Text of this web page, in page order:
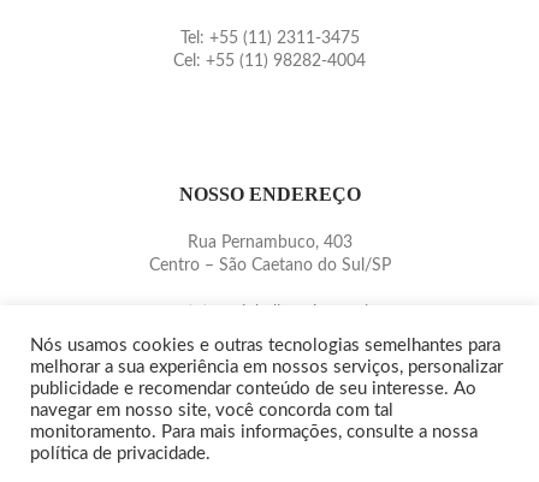
Tel: +55 (11) 2311-3475
Cel: +55 (11) 98282-4004
NOSSO ENDEREÇO
Rua Pernambuco, 403
Centro – São Caetano do Sul/SP
www.pinballmania.com.br
Copyright© 2015/2020 -
Nós usamos cookies e outras tecnologias semelhantes para
melhorar a sua experiência em nossos serviços, personalizar
publicidade e recomendar conteúdo de seu interesse. Ao
navegar em nosso site, você concorda com tal
monitoramento. Para mais informações, consulte a nossa
política de privacidade.